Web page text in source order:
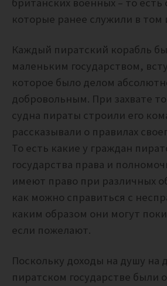
британских военных – то
которые ранее служили в
Каждый пиратский корабль
маленьким государством,
которое было делом
добровольным. При захвате
судна пираты строили его
рассказывали о правилах
То есть какие у граждан
государства права и
имеют право при различных
как можно справиться с
каким образом они могут
если пожелают.
Поскольку доходы на душу на
пиратском государстве были